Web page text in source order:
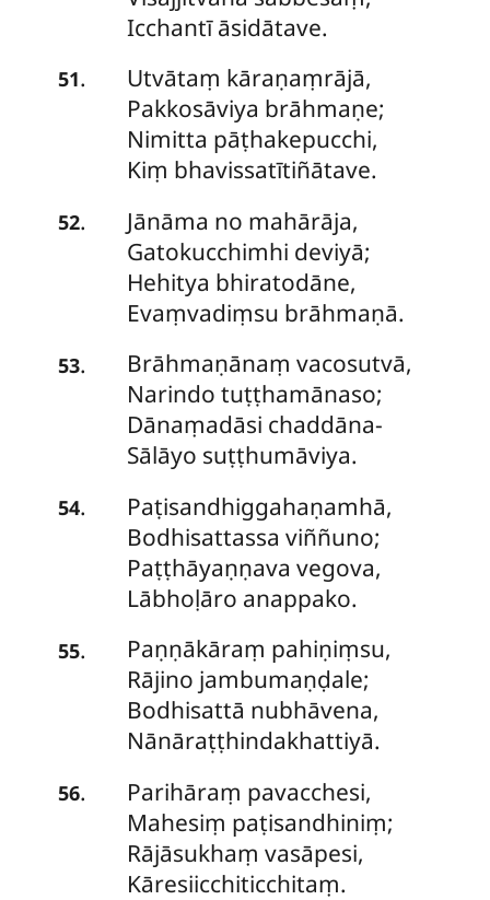
Icchantī āsidātave.
51.
Utvātaṃ kāraṇaṃrājā,
Pakkosāviya brāhmaṇe;
Nimitta pāṭhakepucchi,
Kiṃ bhavissatītiñātave.
52.
Jānāma no mahārāja,
Gatokucchimhi deviyā;
Hehitya bhiratodāne,
Evaṃvadiṃsu brāhmaṇā.
53.
Brāhmaṇānaṃ vacosutvā,
Narindo tuṭṭhamānaso;
Dānaṃadāsi chaddāna-
Sālāyo suṭṭhumāviya.
54.
Paṭisandhiggahaṇamhā,
Bodhisattassa viññuno;
Paṭṭhāyaṇṇava vegova,
Lābhoḷāro anappako.
55. Paṇṇākāraṃ pahiṇiṃsu,
Rājino jambumaṇḍale;
Bodhisattā nubhāvena,
Nānāraṭṭhindakhattiyā.
56.
Parihāraṃ pavacchesi,
Mahesiṃ paṭisandhiniṃ;
Rājāsukhaṃ vasāpesi,
Kāresiicchiticchitaṃ.